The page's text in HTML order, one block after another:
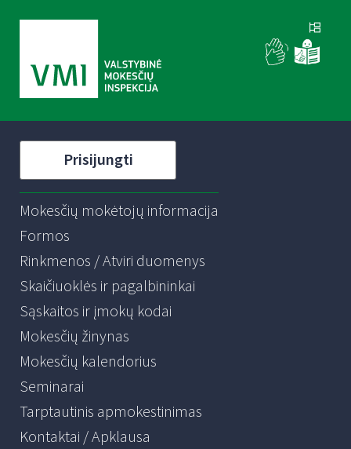
Prisijungti
Mokesčių mokėtojų informacija
Formos
Rinkmenos / Atviri duomenys
Skaičiuoklės ir pagalbininkai
Sąskaitos ir įmokų kodai
Mokesčių žinynas
Mokesčių kalendorius
Seminarai
Tarptautinis apmokestinimas
Kontaktai / Apklausa